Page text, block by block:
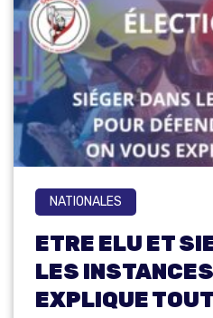
NATIONALES
ETRE ELU ET
LES
EXPLIQUE TOUT